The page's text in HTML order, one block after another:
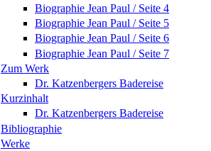
Biographie Jean Paul / Seite 4
Biographie Jean Paul / Seite 5
Biographie Jean Paul / Seite 6
Biographie Jean Paul / Seite 7
Zum Werk
Dr. Katzenbergers Badereise
Kurzinhalt
Dr. Katzenbergers Badereise
Bibliographie
Werke